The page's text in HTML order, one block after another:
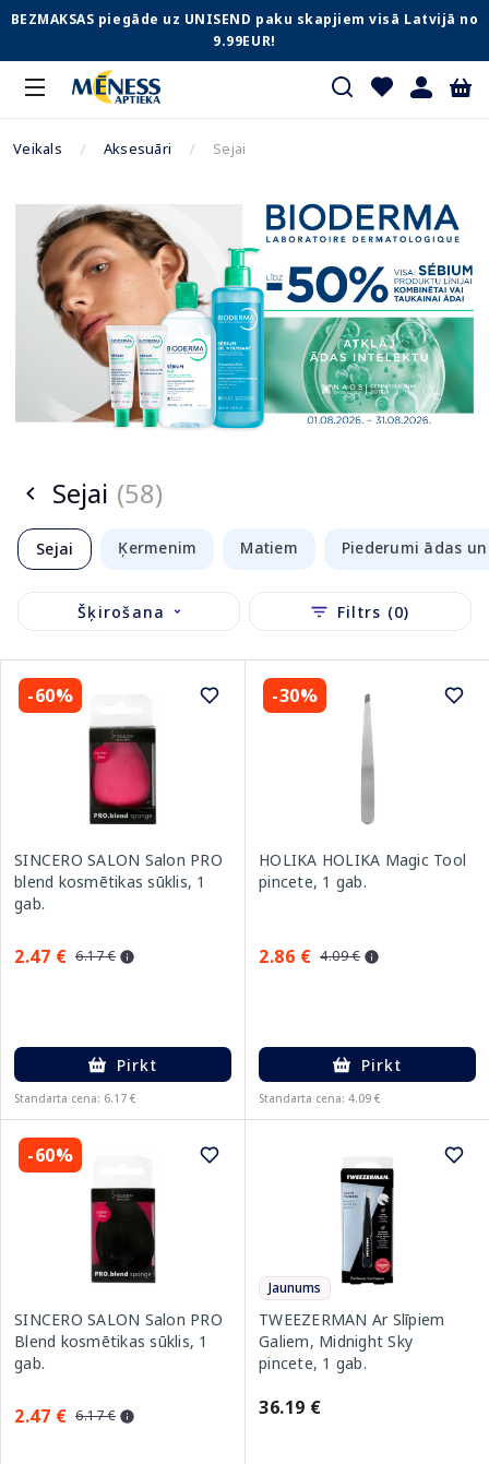
BEZMAKSAS piegāde uz UNISEND paku skapjiem visā Latvijā no
9.99EUR!
Veikals Aksesuāri Sejai
Sejai (58)
Sejai Ķermenim Matiem Piederumi ādas
Šķirošana Filtrs (0)
-60%
SINCERO SALON Salon PRO
blend kosmētikas sūklis, 1
gab.
2.47 € 6.17 €
Pirkt
Standarta cena: 6.17 €
-30%
HOLIKA HOLIKA Magic Tool
pincete, 1 gab.
2.86 € 4.09 €
Pirkt
Standarta cena: 4.09 €
-60%
SINCERO SALON Salon PRO
Blend kosmētikas sūklis, 1
gab.
2.47 € 6.17 €
Jaunums
TWEEZERMAN Ar Slīpiem
Galiem, Midnight Sky
pincete, 1 gab.
36.19 €